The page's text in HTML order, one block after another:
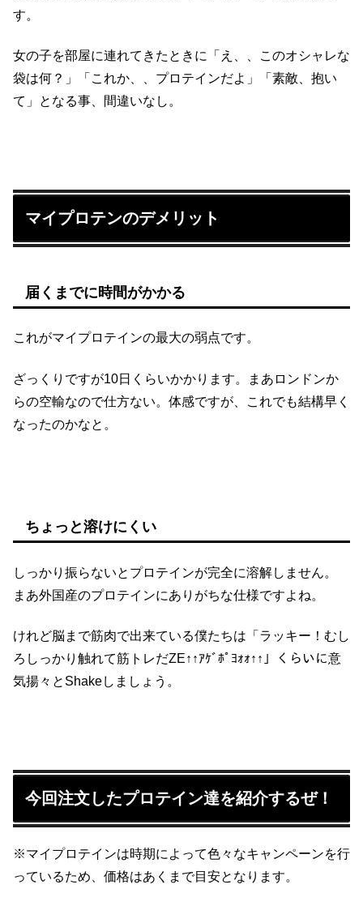
す。
女の子を部屋に連れてきたときに「え、、このオシャレな
袋は何？」「これか、、プロテインだよ」「素敵、抱い
て」となる事、間違いなし。
マイプロテンのデメリット
届くまでに時間がかかる
これがマイプロテインの最大の弱点です。
ざっくりですが10日くらいかかります。まあロンドンか
らの空輸なので仕方ない。体感ですが、これでも結構早く
なったのかなと。
ちょっと溶けにくい
しっかり振らないとプロテインが完全に溶解しません。
まあ外国産のプロテインにありがちな仕様ですよね。
けれど脳まで筋肉で出来ている僕たちは「ラッキー！むし
ろしっかり触れて筋トレだZE↑↑ｱｹﾞﾎﾟﾖｫｫ↑↑」くらいに意
気揚々とShakeしましょう。
今回注文したプロテイン達を紹介するぜ！
※マイプロテインは時期によって色々なキャンペーンを行
っているため、価格はあくまで目安となります。